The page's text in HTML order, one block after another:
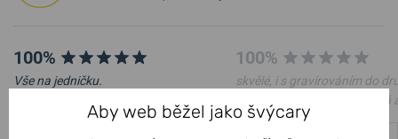
100%
Vše na jedničku.
Ověřený zákazník• 6. 8. 2026
100%
skvělé, i s gravírováním do
dne, jsem naprosto nadšená
manžel z hodinek též
Aby web běžel jako švýcary